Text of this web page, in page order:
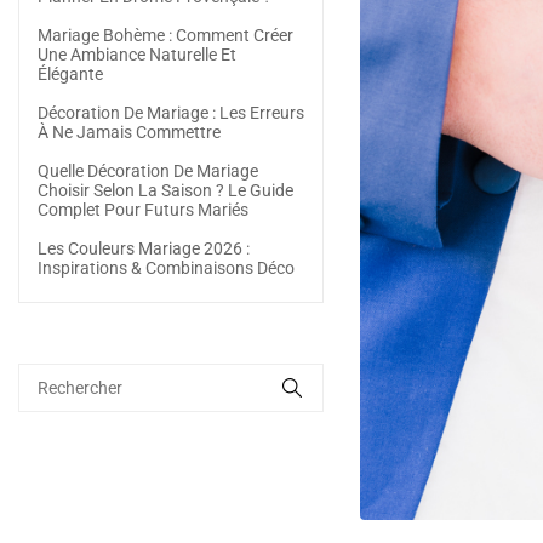
Mariage Bohème : Comment Créer
Une Ambiance Naturelle Et
Élégante
Décoration De Mariage : Les Erreurs
À Ne Jamais Commettre
Quelle Décoration De Mariage
Choisir Selon La Saison ? Le Guide
Complet Pour Futurs Mariés
Les Couleurs Mariage 2026 :
Inspirations & Combinaisons Déco